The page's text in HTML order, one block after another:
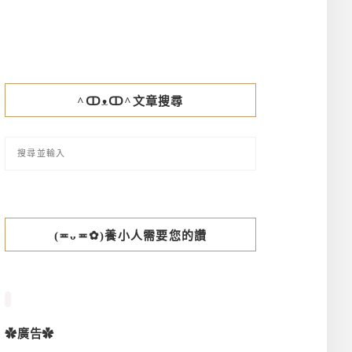
^ↀᴥↀ^文章搜尋
(≖ᴗ≖✿)養小人需要您的讚
✿廣告✿